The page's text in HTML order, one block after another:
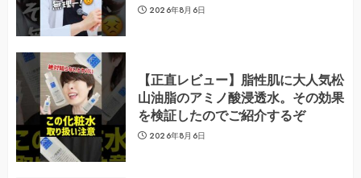
2026年8月6日
【正直レビュー】脂性肌に大人気松
山油脂のアミノ酸浸透水。その効果
を検証したのでご紹介するぞ
2026年8月6日